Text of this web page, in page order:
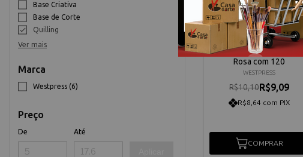
Base Criativa
Base de Corte
Quilling
Ver mais
Marca
Westpress (6)
Preço
De Até
Papel Para Quilling 12135
Rosa com 120
WESTPRESS
R$10,10R$9,09
R$8,64 com PIX
COMPRAR